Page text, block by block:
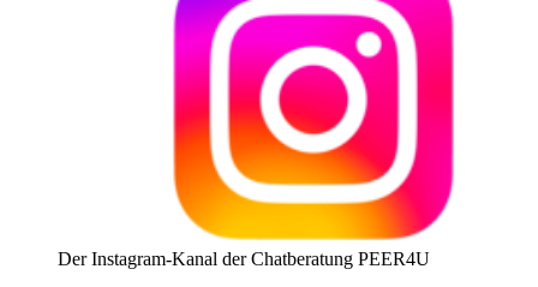
Der Instagram-Kanal der Chatberatung PEER4U